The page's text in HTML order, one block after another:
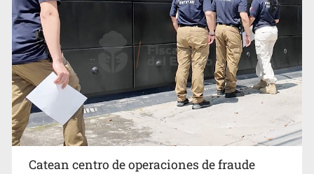
pendientes del Congreso
Catean centro de operaciones de fraude